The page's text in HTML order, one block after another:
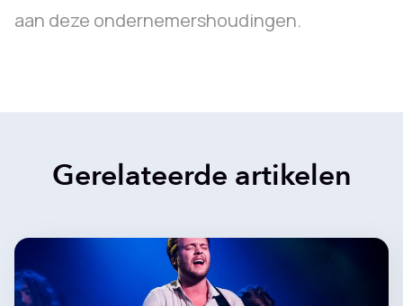
aan deze ondernemershoudingen.
Gerelateerde artikelen